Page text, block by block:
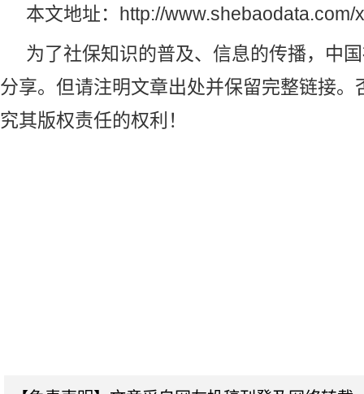
本文地址：
http://www.shebaodata.com/
为了社保知识的普及、信息的传播， 中
分享。但请注明文章出处并保留完整链接。
究其版权责任的权利！